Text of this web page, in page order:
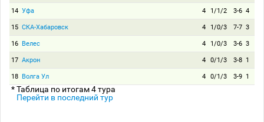
14 Уфа 4 1/1/2 3-6 4
15 СКА-Хабаровск 4 1/0/3 7-7 3
16 Велес 4 1/0/3 3-6 3
17 Акрон 4 0/1/3 3-8 1
18 Волга Ул 4 0/1/3 3-9 1
* Таблица по итогам 4 тура
Перейти в последний тур